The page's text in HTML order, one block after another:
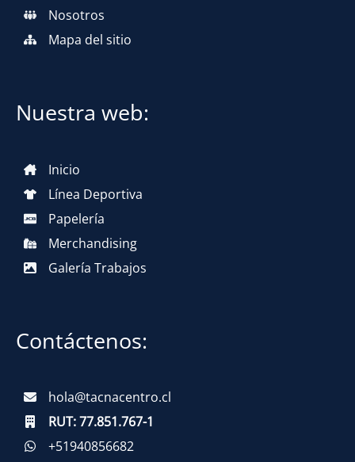
Nosotros
Mapa del sitio
Nuestra web:
Inicio
Línea Deportiva
Papelería
Merchandising
Galería Trabajos
Contáctenos:
hola@tacnacentro.cl
RUT:77.851.767-1
+51940856682